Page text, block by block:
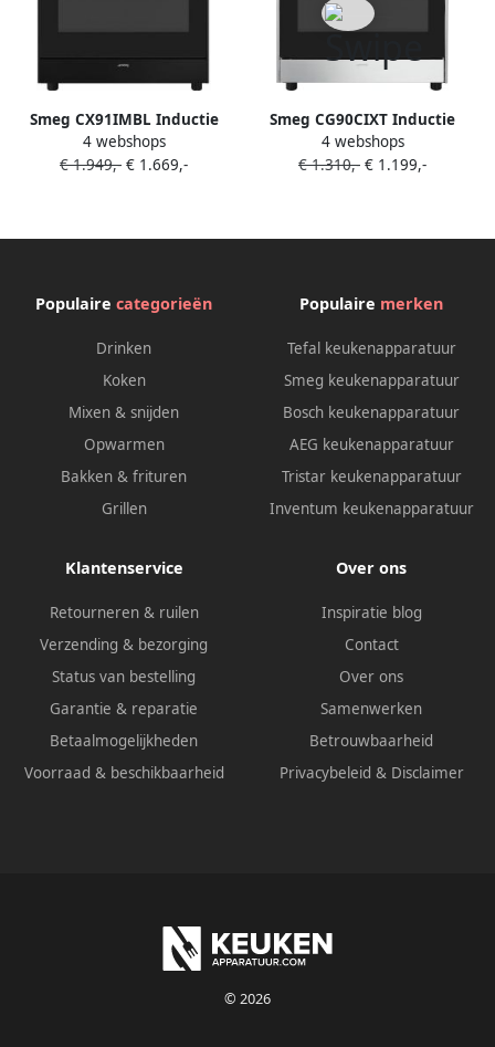
Smeg CX91IMBL Inductie
Fornuis 90 cm 4 Kookzones
70L Multifunctionele Oven
Mat Zwart
4 webshops
€ 1.949,- € 1.669,-
Smeg CG90CIXT Inductie
Fornuis 90 cm RVS Extra
Breed Heteluchtoven 4
4 webshops
€ 1.310,- € 1.199,-
Populaire categorieën
Drinken
Koken
Mixen & snijden
Opwarmen
Bakken & frituren
Grillen
Populaire merken
Tefal keukenapparatuur
Smeg keukenapparatuur
Bosch keukenapparatuur
AEG keukenapparatuur
Tristar keukenapparatuur
Inventum keukenapparatuur
Klantenservice
Retourneren & ruilen
Verzending & bezorging
Status van bestelling
Garantie & reparatie
Betaalmogelijkheden
Voorraad & beschikbaarheid
Over ons
Inspiratie blog
Contact
Over ons
Samenwerken
Betrouwbaarheid
Privacybeleid & Disclaimer
© 2026